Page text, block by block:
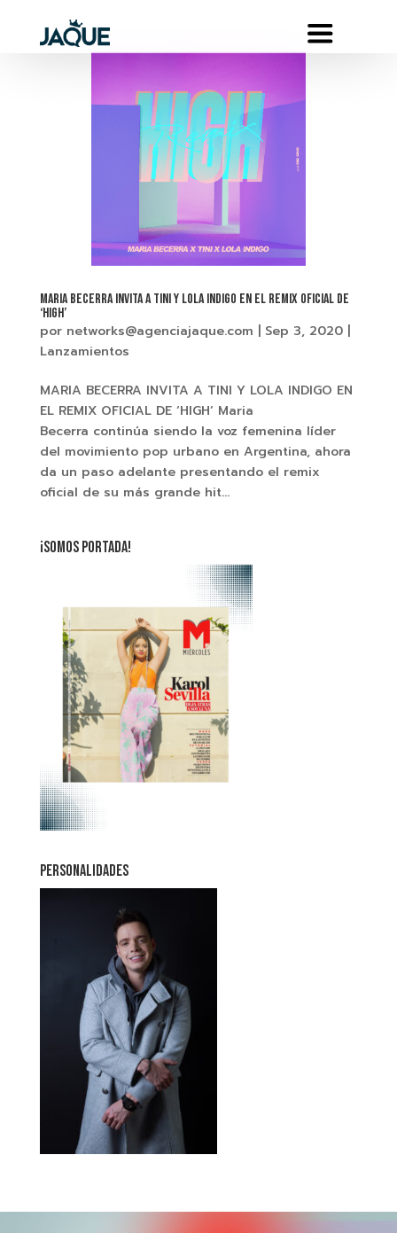
MARIA BECERRA INVITA A TINI Y LOLA INDIGO EN EL REMIX OFICIAL DE
‘HIGH’
por networks@agenciajaque.com Sep 3, 2020|
Lanzamientos
MARIA BECERRA INVITA A TINI Y LOLA INDIGO EN
EL REMIX OFICIAL DE ‘HIGH’ Maria
Becerra continúa siendo la voz femenina líder
del movimiento pop urbano en Argentina, ahora
da un paso adelante presentando el remix
oficial de su más grande hit...
¡SOMOS PORTADA!
PERSONALIDADES